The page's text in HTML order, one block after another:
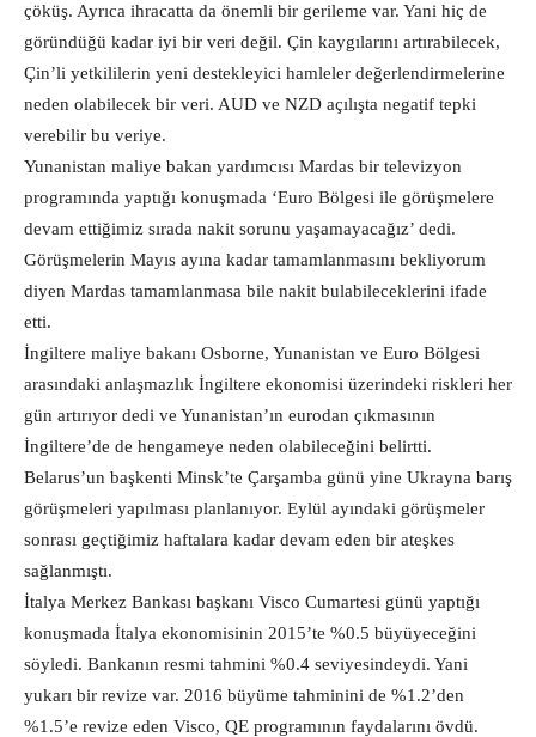
çöküş. Ayrıca ihracatta da önemli bir gerileme var. Yani hiç de
göründüğü kadar iyi bir veri değil. Çin kaygılarını artırabilecek,
Çin’li yetkililerin yeni destekleyici hamleler değerlendirmelerine
neden olabilecek bir veri. AUD ve NZD açılışta negatif tepki
verebilir bu veriye.
Yunanistan maliye bakan yardımcısı Mardas bir televizyon
programında yaptığı konuşmada ‘Euro Bölgesi ile görüşmelere
devam ettiğimiz sırada nakit sorunu yaşamayacağız’ dedi.
Görüşmelerin Mayıs ayına kadar tamamlanmasını bekliyorum
diyen Mardas tamamlanmasa bile nakit bulabileceklerini ifade
etti.
İngiltere maliye bakanı Osborne, Yunanistan ve Euro Bölgesi
arasındaki anlaşmazlık İngiltere ekonomisi üzerindeki riskleri her
gün artırıyor dedi ve Yunanistan’ın eurodan çıkmasının
İngiltere’de de hengameye neden olabileceğini belirtti.
Belarus’un başkenti Minsk’te Çarşamba günü yine Ukrayna barış
görüşmeleri yapılması planlanıyor. Eylül ayındaki görüşmeler
sonrası geçtiğimiz haftalara kadar devam eden bir ateşkes
sağlanmıştı.
İtalya Merkez Bankası başkanı Visco Cumartesi günü yaptığı
konuşmada İtalya ekonomisinin 2015’te %0.5 büyüyeceğini
söyledi. Bankanın resmi tahmini %0.4 seviyesindeydi. Yani
yukarı bir revize var. 2016 büyüme tahminini de %1.2’den
%1.5’e revize eden Visco, QE programının faydalarını övdü.